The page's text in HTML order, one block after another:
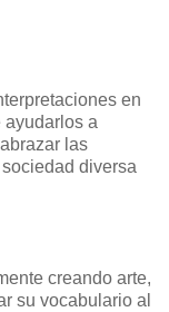
en
ayudarlos a
las
diversa
creando arte,
su vocabulario al